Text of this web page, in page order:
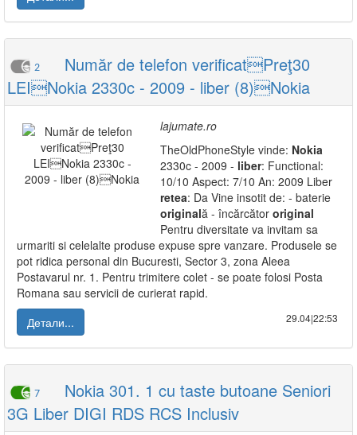
2
Număr de telefon verificatPreţ30
LEINokia 2330c - 2009 - liber (8)Nokia
lajumate.ro
TheOldPhoneStyle vinde: Nokia
2330c - 2009 - liber: Functional:
10/10 Aspect: 7/10 An: 2009 Liber
retea: Da Vine insotit de: - baterie
originală - încărcător original
Pentru diversitate va invitam sa
urmariti si celelalte produse expuse spre vanzare. Produsele se
pot ridica personal din Bucuresti, Sector 3, zona Aleea
Postavarul nr. 1. Pentru trimitere colet - se poate folosi Posta
Romana sau servicii de curierat rapid.
Детали...
29.04|22:53
7
Nokia 301. 1 cu taste butoane Seniori
3G Liber DIGI RDS RCS Inclusiv